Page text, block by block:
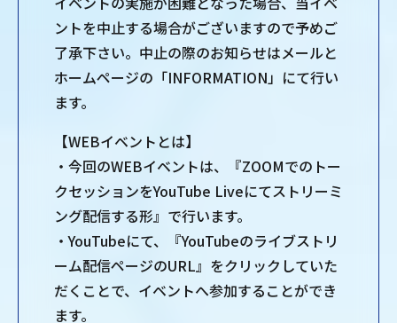
ントを中止する場合がございますので予めご
了承下さい。中止の際のお知らせはメールと
ホームページの「INFORMATION」にて行い
ます。
【WEBイベントとは】
・今回のWEBイベントは、『ZOOMでのトー
クセッションをYouTube Liveにてストリーミ
ング配信する形』で行います。
・YouTubeにて、『YouTubeのライブストリ
ーム配信ページのURL』をクリックしていた
だくことで、イベントへ参加することができ
ます。